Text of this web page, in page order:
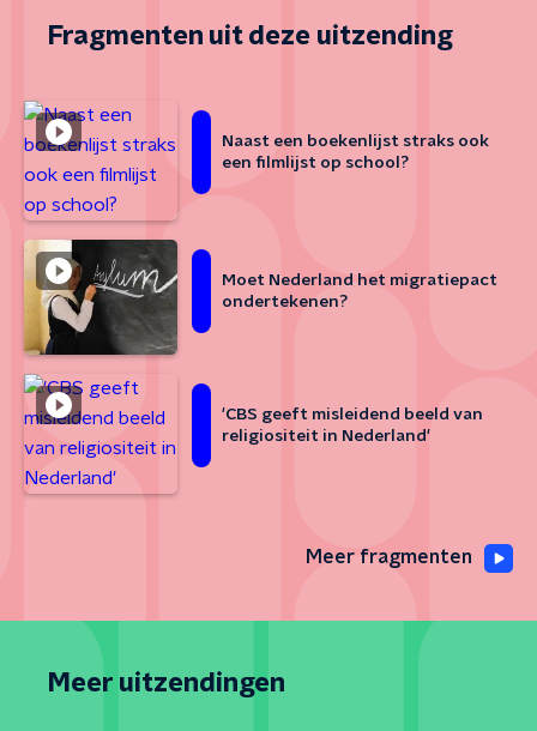
Fragmenten uit deze uitzending
Naast een boekenlijst straks ook
een filmlijst op school?
Moet Nederland het migratiepact
ondertekenen?
'CBS geeft misleidend beeld van
religiositeit in Nederland'
Meer fragmenten
Meer uitzendingen